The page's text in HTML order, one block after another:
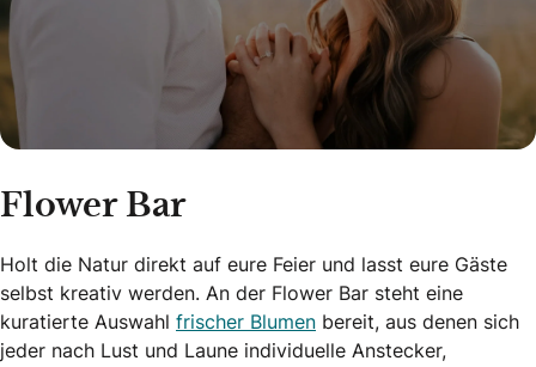
Flower Bar
Holt die Natur direkt auf eure Feier und lasst eure Gäste
selbst kreativ werden. An der Flower Bar steht eine
kuratierte Auswahl frischer Blumen bereit, aus denen sich
jeder nach Lust und Laune individuelle Anstecker,